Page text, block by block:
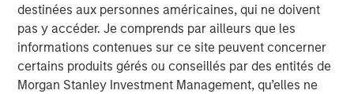
destinées aux personnes américaines, qui ne doivent
pas y accéder. Je comprends par ailleurs que les
informations contenues sur ce site peuvent concerner
certains produits gérés ou conseillés par des entités de
Morgan Stanley Investment Management, qu’elles ne
Wisconsin Manufacturer of the Year, Special Award
for Enterprise Precision
Wisconsin Fast Forward grant for employer-led
worker training projects